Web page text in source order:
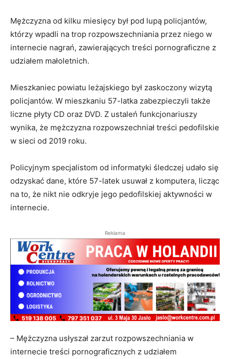
Mężczyzna od kilku miesięcy był pod lupą policjantów,
którzy wpadli na trop rozpowszechniania przez niego w
internecie nagrań, zawierających treści pornograficzne z
udziałem małoletnich.
Mieszkaniec powiatu leżajskiego był zaskoczony wizytą
policjantów. W mieszkaniu 57-latka zabezpieczyli także
liczne płyty CD oraz DVD. Z ustaleń funkcjonariuszy
wynika, że mężczyzna rozpowszechniał treści pedofilskie
w sieci od 2019 roku.
Policyjnym specjalistom od informatyki śledczej udało się
odzyskać dane, które 57-latek usuwał z komputera, licząc
na to, że nikt nie odkryje jego pedofilskiej aktywności w
internecie.
Reklama
– Mężczyzna usłyszał zarzut rozpowszechniania w
internecie treści pornograficznych z udziałem